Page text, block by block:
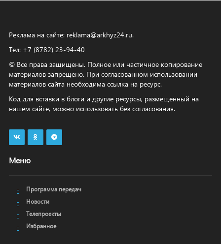
Реклама на сайте: reklama@arkhyz24.ru.
Тел: +7 (8782) 23‑94‑40
© Все права защищены. Полное или частичное копирование
материалов запрещено. При согласованном использовании
материалов сайта необходима ссылка на ресурс.
Код для вставки в блоги и другие ресурсы, размещенный на
нашем сайте, можно использовать без согласования.
Меню
Программа передач
Новости
Телепроекты
Избранное